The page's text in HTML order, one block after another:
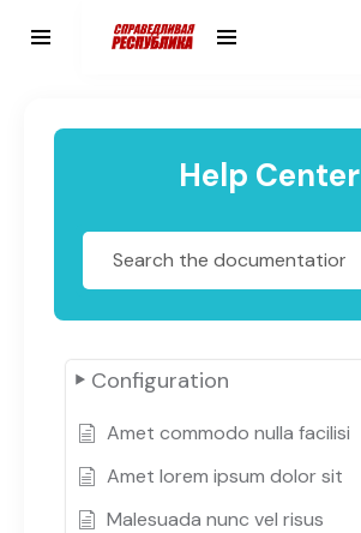
Help Center
Configuration
Amet commodo nulla facilisi
Amet lorem ipsum dolor sit
Malesuada nunc vel risus